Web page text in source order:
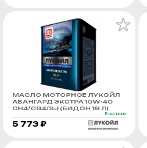
МАСЛО МОТОРНОЕ ЛУКОЙЛ
АВАНГАРД ЭКСТРА 10W-40
CH4/CG4/SJ (БИДОН 18 Л)
В наличии
5 773 ₽